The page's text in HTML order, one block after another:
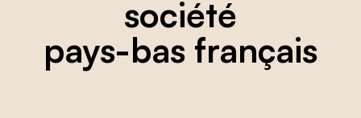
société
pays-bas français